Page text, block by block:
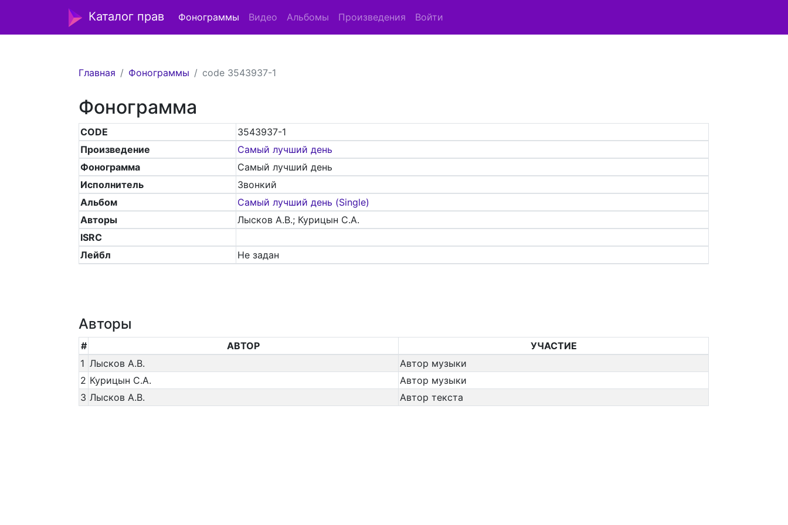
Каталог прав Фонограммы Видео Альбомы Произведения Войти
Главная Фонограммы code 3543937-1
Фонограмма
CODE
3543937-1
Произведение
Самый лучший день
Фонограмма
Самый лучший день
Исполнитель
Звонкий
Альбом
Самый лучший день (Single)
Авторы
Лысков А.В.; Курицын С.А.
ISRC
Лейбл
Не задан
Авторы
# АВТОР
УЧАСТИЕ
1 Лысков А.В.
Автор музыки
2 Курицын С.А.
Автор музыки
3 Лысков А.В. Автор текста